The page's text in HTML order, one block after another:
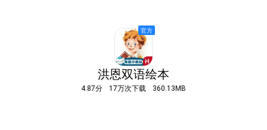
洪恩双语绘本
4.87分 17万次下载 360.13MB